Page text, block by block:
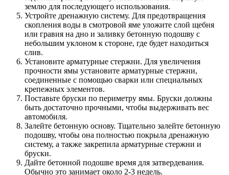
землю для последующего использования.
Устройте дренажную систему. Для предотвращения
скопления воды в смотровой яме уложите слой щебня
или гравия на дно и заливку бетонную подошву с
небольшим уклоном к стороне, где будет находиться
слив.
Установите арматурные стержни. Для увеличения
прочности ямы установите арматурные стержни,
соединенные с помощью сварки или специальных
крепежных элементов.
Поставьте бруски по периметру ямы. Бруски должны
быть достаточно прочными, чтобы выдерживать вес
автомобиля.
Залейте бетонную основу. Тщательно залейте бетонную
подошву, чтобы она полностью покрыла дренажную
систему, а также закрепила арматурные стержни и
бруски.
Дайте бетонной подошве время для затвердевания.
Обычно это занимает около 2-3 недель.